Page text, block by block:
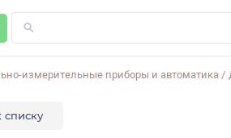
измерительные приборы и автоматика /
списку